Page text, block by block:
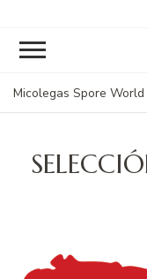
Micolegas Spore World